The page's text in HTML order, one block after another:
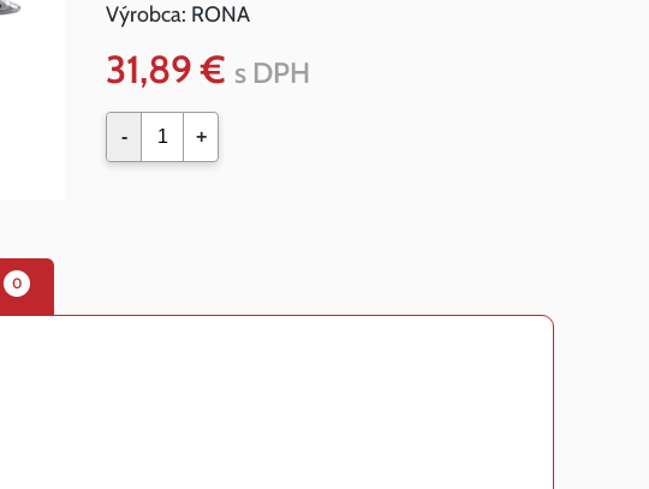
Výrobca: RONA
31,89 € s DPH
- +
0